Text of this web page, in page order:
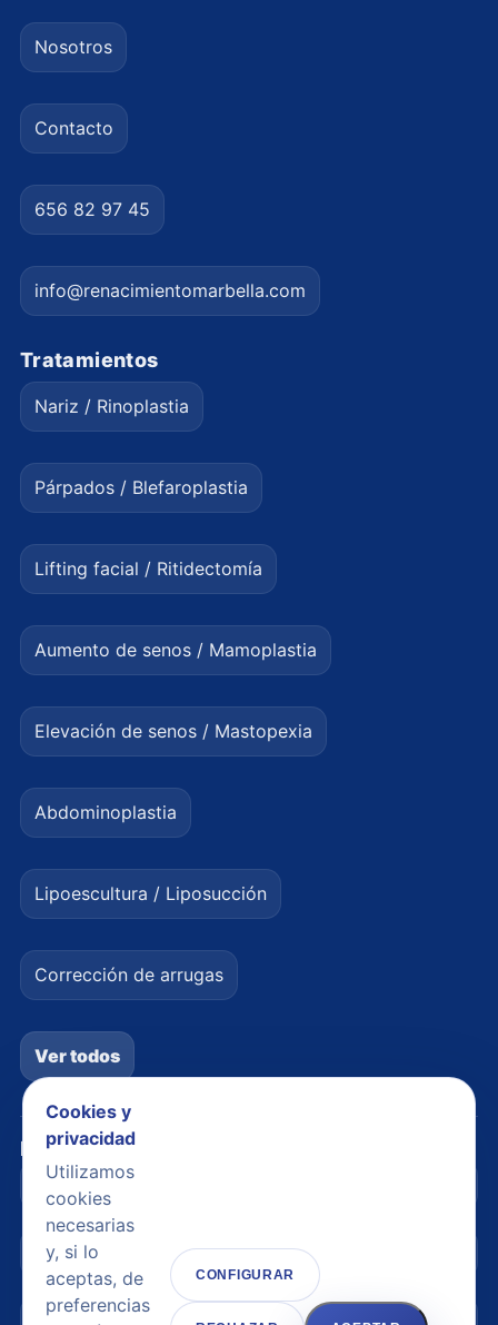
Nosotros
Contacto
656 82 97 45
info@renacimientomarbella.com
Tratamientos
Nariz / Rinoplastia
Párpados / Blefaroplastia
Lifting facial / Ritidectomía
Aumento de senos / Mamoplastia
Elevación de senos / Mastopexia
Abdominoplastia
Lipoescultura / Liposucción
Corrección de arrugas
Ver todos
Legal
Avisos legales
Política de privacidad
Cookies y
privacidad
Utilizamos
cookies
necesarias
y, si lo
aceptas, de
preferencias
CONFIGURAR